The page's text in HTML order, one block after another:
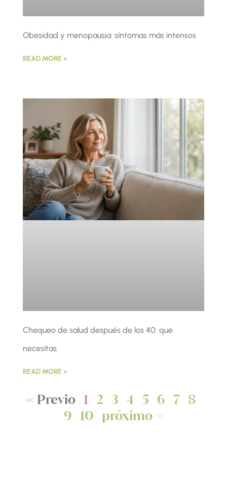
Obesidad y menopausia: síntomas más intensos
READ MORE »
Chequeo de salud después de los 40: que
necesitas
READ MORE »
« Previo 1 2 3 4 5 6 7 8
9 10 próximo »